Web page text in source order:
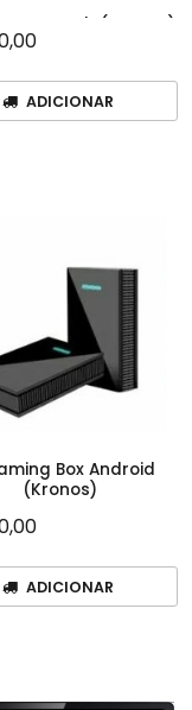
Uppertech (Taurus)
ADICIONAR
Box Android
(Kronos)
Faaftech
ADICIONAR